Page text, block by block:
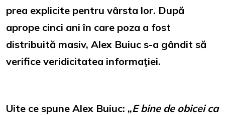
prea explicite pentru vârsta lor. După
aprope cinci ani în care poza a fost
distribuită masiv, Alex Buiuc s-a gândit să
verifice veridicitatea informaţiei.
Uite ce spune Alex Buiuc: „E bine de obicei ca